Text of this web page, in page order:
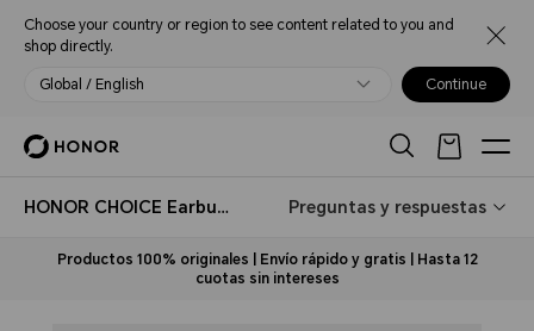
Choose your country or region to see content related to you and
shop directly.
Global / English Continue
HONOR CHOICE Earbuds S8 Preguntas y respuestas
Productos 100% originales | Envío rápido y gratis | Hasta 12
cuotas sin intereses